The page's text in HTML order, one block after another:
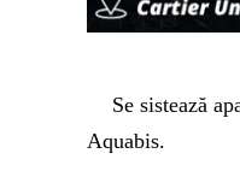
Se sistează
Aquabis.